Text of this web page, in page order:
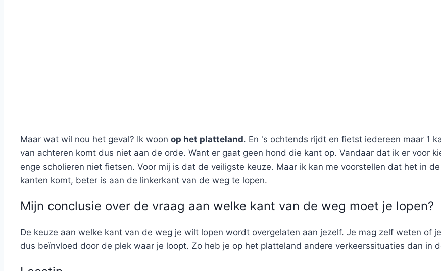
Maar wat wil nou het geval? Ik woon op het platteland. En 's ochtends rijdt en fietst iedereen maar 1
van achteren komt dus niet aan de orde. Want er gaat geen hond die kant op. Vandaar dat ik er voor
enge scholieren niet fietsen. Voor mij is dat de veiligste keuze. Maar ik kan me voorstellen dat het in
kanten komt, beter is aan de linkerkant van de weg te lopen.
Mijn conclusie over de vraag aan welke kant van de weg moet je lopen?
De keuze aan welke kant van de weg je wilt lopen wordt overgelaten aan jezelf. Je mag zelf weten of
dus beïnvloed door de plek waar je loopt. Zo heb je op het platteland andere verkeerssituaties dan in